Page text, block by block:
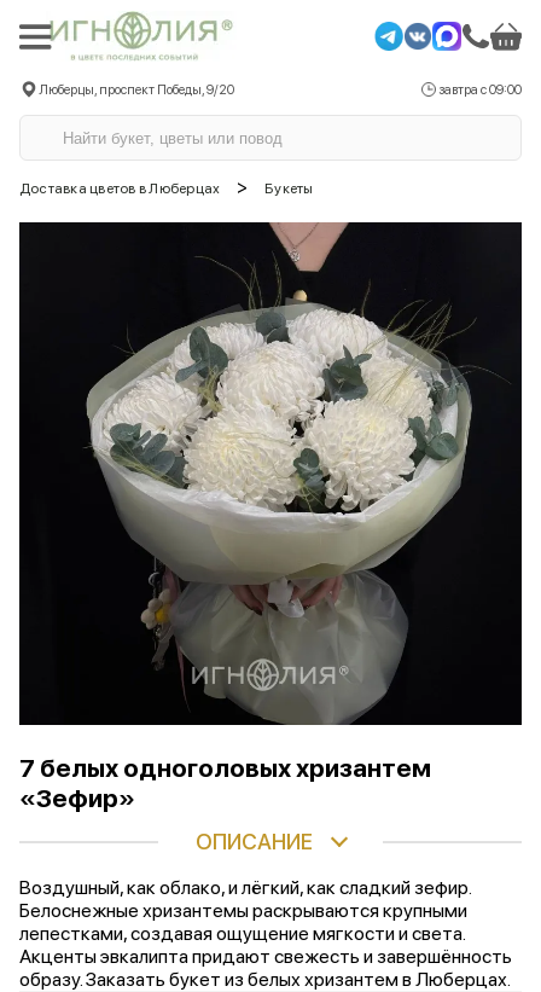
Люберцы, проспект Победы, 9/20 завтра с 09:00
Доставка цветов в Люберцах > Букеты
7 белых одноголовых хризантем
«Зефир»
ОПИСАНИЕ
Воздушный, как облако, и лёгкий, как сладкий зефир.
Белоснежные хризантемы раскрываются крупными
лепестками, создавая ощущение мягкости и света.
Акценты эвкалипта придают свежесть и завершённость
образу. Заказать букет из белых хризантем в Люберцах.